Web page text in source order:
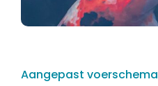
Aangepast voerschema